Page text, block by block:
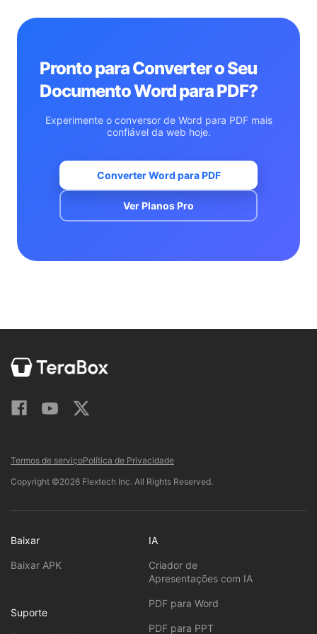
projetou.
Pronto para Converter o Seu
Documento Word para PDF?
Experimente o conversor de Word para PDF mais
confiável da web hoje.
Converter Word para PDF
Ver Planos Pro
Termos de serviçoPolítica de Privacidade
Copyright ©2026 Flextech Inc. All Rights Reserved.
Baixar
Baixar APK
Suporte
IA
Criador de
Apresentações com IA
PDF para Word
PDF para PPT